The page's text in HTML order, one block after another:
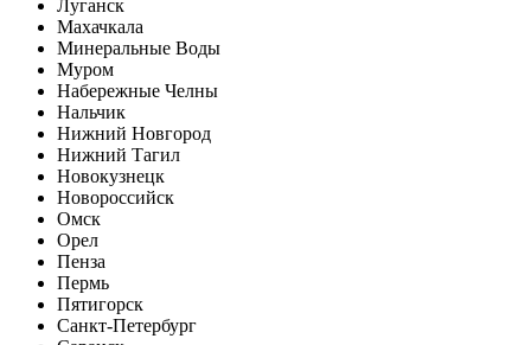
Луганск
Махачкала
Минеральные Воды
Муром
Набережные Челны
Нальчик
Нижний Новгород
Нижний Тагил
Новокузнецк
Новороссийск
Омск
Орел
Пенза
Пермь
Пятигорск
Санкт-Петербург